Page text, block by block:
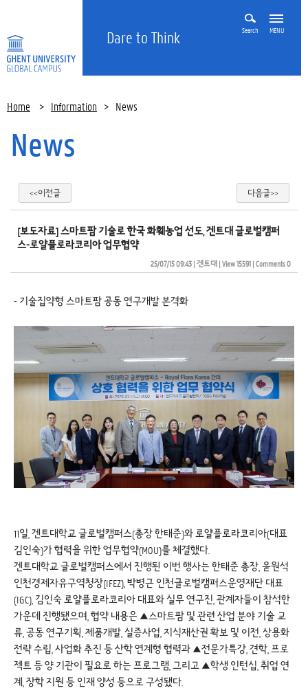
Dare to Think Search MENU
Home > Information > News
News
<<이전글 다음글>>
[보도자료] 스마트팜 기술로 한국 화훼농업 선도, 겐트대 글로벌캠퍼
스-로얄플로라코리아 업무협약
25/07/15 09:43| 겐트대| View 15591| Comments 0
- 기술집약형 스마트팜 공동 연구개발 본격화
11일, 겐트대학교 글로벌캠퍼스(총장 한태준)와 로얄플로라코리아(대표
김인숙)가 협력을 위한 업무협약(MOU)를 체결했다.
겐트대학교 글로벌캠퍼스에서 진행된 이번 행사는 한태준 총장, 윤원석
인천경제자유구역청장(IFEZ), 박병근 인천글로벌캠퍼스운영재단 대표
(IGC), 김인숙 로얄플로라코리아 대표와 실무 연구진, 관계자들이 참석한
가운데 진행됐으며, 협약 내용은 ▲스마트팜 및 관련 산업 분야 기술 교
류, 공동 연구기획, 제품개발, 실증사업, 지식재산권 확보 및 이전, 상용화
전략 수립, 사업화 추진 등 산학 연계형 협력과 ▲전문가특강, 견학, 프로
젝트 등 양 기관이 필요로 하는 프로그램, 그리고 ▲학생 인턴십, 취업 연
계, 장학 지원 등 인재 양성 등으로 구성됐다.